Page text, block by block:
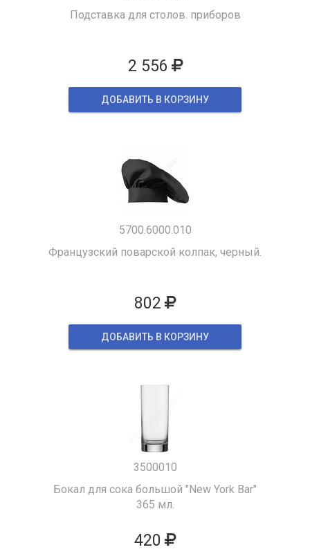
Подставка для столов. приборов
2 556
ДОБАВИТЬ В КОРЗИНУ
5700.6000.010
Французский поварской колпак, черный.
802
ДОБАВИТЬ В КОРЗИНУ
3500010
Бокал для сока большой "New York Bar"
365 мл.
420